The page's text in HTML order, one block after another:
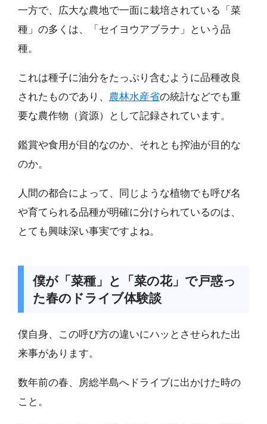
一方で、広大な農地で一面に栽培されている「菜
種」の多くは、「セイヨウアブラナ」という品
種。
これは種子に油分をたっぷり含むように品種改良
されたものであり、
農林水産省の統計などでも重
要な農作物（資源）として記録されています。
鑑賞や食用が目的なのか、それとも搾油が目的な
のか。
人間の都合によって、同じような植物でも呼び名
や育てられる品種が明確に分けられているのは、
とても興味深い事実ですよね。
僕が「菜種」と「菜の花」で戸惑っ
た春のドライブ体験談
僕自身、この呼び方の違いにハッとさせられた出
来事があります。
数年前の春、房総半島へドライブに出かけた時の
こと。